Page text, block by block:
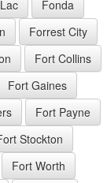
Fonda
Forrest City
Fort Collins
Fort Gaines
Fort Payne
Stockton
Fort Worth